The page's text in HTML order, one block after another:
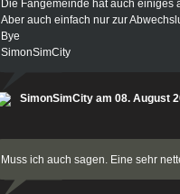
Die Fangemeinde hat auch einiges
Aber auch einfach nur zur
Bye
SimonSimCity
SimonSimCity am 08. August
Muss ich auch sagen. Eine sehr